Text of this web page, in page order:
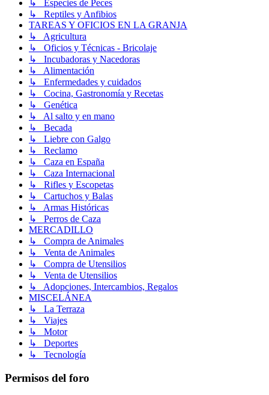
↳ Especies de Peces
↳ Reptiles y Anfibios
TAREAS Y OFICIOS EN LA GRANJA
↳ Agricultura
↳ Oficios y Técnicas - Bricolaje
↳ Incubadoras y Nacedoras
↳ Alimentación
↳ Enfermedades y cuidados
↳ Cocina, Gastronomía y Recetas
↳ Genética
↳ Al salto y en mano
↳ Becada
↳ Liebre con Galgo
↳ Reclamo
↳ Caza en España
↳ Caza Internacional
↳ Rifles y Escopetas
↳ Cartuchos y Balas
↳ Armas Históricas
↳ Perros de Caza
MERCADILLO
↳ Compra de Animales
↳ Venta de Animales
↳ Compra de Utensilios
↳ Venta de Utensilios
↳ Adopciones, Intercambios, Regalos
MISCELÁNEA
↳ La Terraza
↳ Viajes
↳ Motor
↳ Deportes
↳ Tecnología
Permisos del foro